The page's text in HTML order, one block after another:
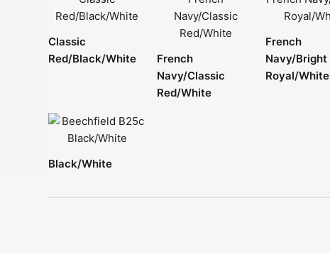
Classic
Red/Black/White
French
Navy/Classic
Red/White
French
Navy/Bright
Royal/White
Black/White